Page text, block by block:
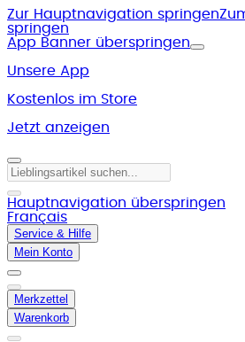
Zur Hauptnavigation springen
springen
App Banner überspringen
Unsere App
Kostenlos im Store
Jetzt anzeigen
Hauptnavigation überspringen
Français
Service & Hilfe
Mein Konto
Merkzettel
Warenkorb